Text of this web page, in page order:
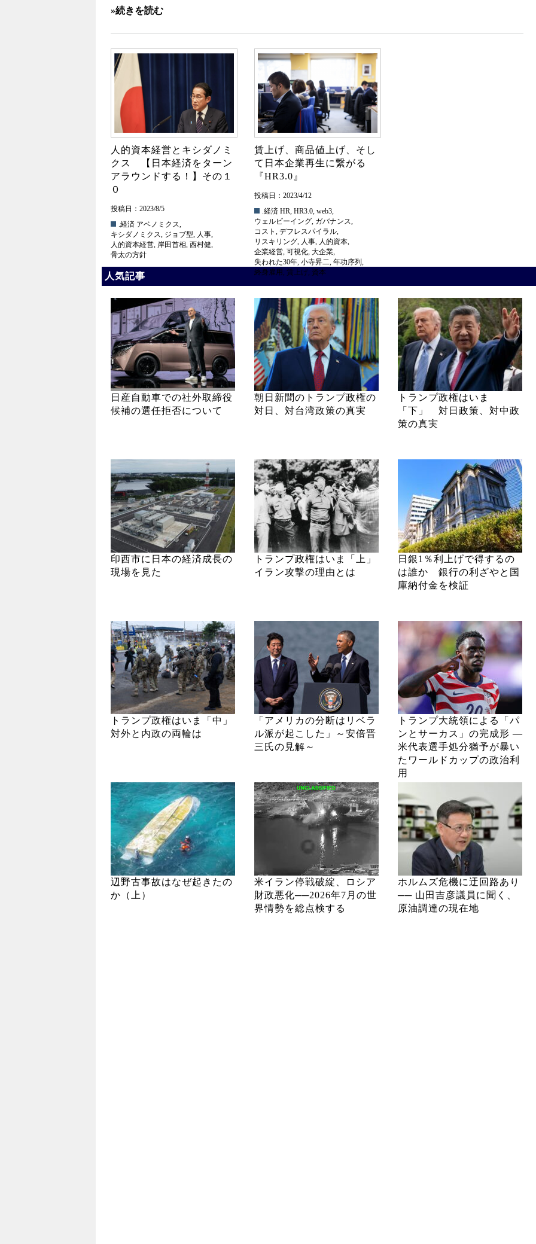
»続きを読む
人的資本経営とキシダノミ
クス 【日本経済をターン
アラウンドする！】その１
０
投稿日：2023/8/5
.経済 アベノミクス,
キシダノミクス, ジョブ型, 人事,
人的資本経営, 岸田首相, 西村健,
骨太の方針
賃上げ、商品値上げ、そし
て日本企業再生に繋がる
『HR3.0』
投稿日：2023/4/12
.経済 HR, HR3.0, web3,
ウェルビーイング, ガバナンス,
コスト , デフレスパイラル,
リスキリング, 人事, 人的資本,
企業経営, 可視化, 大企業,
失われた30年, 小寺昇二, 年功序列 ,
終身雇用 , 賃上げ, 資本
人気記事
日産自動車での社外取締役
候補の選任拒否について
朝日新聞のトランプ政権の
対日、対台湾政策の真実
トランプ政権はいま
「下」 対日政策、対中政
策の真実
印西市に日本の経済成長の
現場を見た
トランプ政権はいま「上」
イラン攻撃の理由とは
日銀1％利上げで得するの
は誰か 銀行の利ざやと国
庫納付金を検証
トランプ政権はいま「中」
対外と内政の両輪は
「アメリカの分断はリベラ
ル派が起こした」～安倍晋
三氏の見解～
トランプ大統領による「パ
ンとサーカス」の完成形 ―
米代表選手処分猶予が暴い
たワールドカップの政治利
用
辺野古事故はなぜ起きたの
か（上）
米イラン停戦破綻、ロシア
財政悪化──2026年7月の世
界情勢を総点検する
ホルムズ危機に迂回路あり
── 山田吉彦議員に聞く、
原油調達の現在地